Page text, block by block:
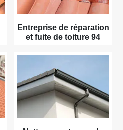
Entreprise de réparation
et fuite de toiture 94